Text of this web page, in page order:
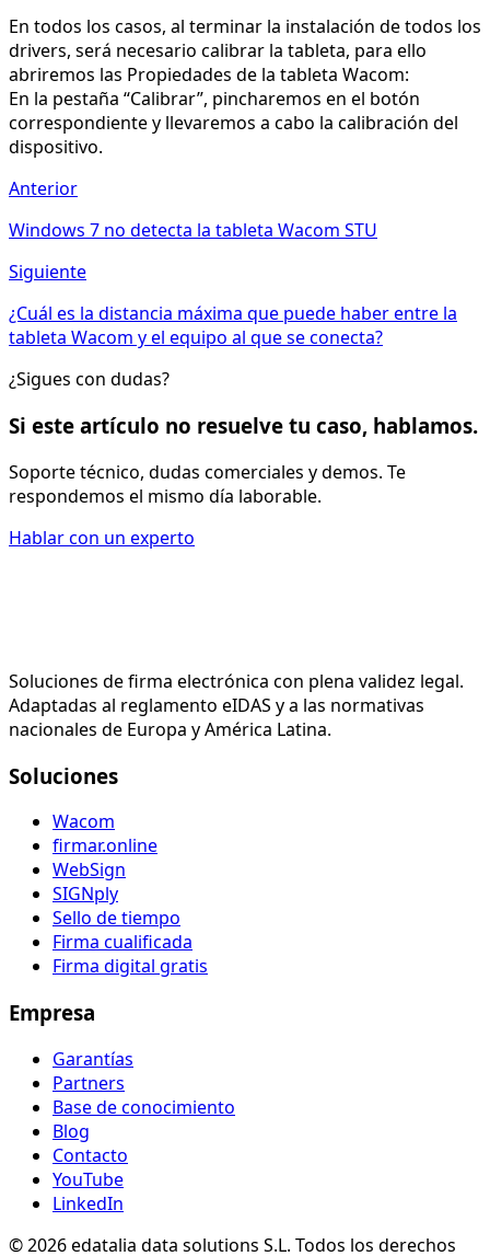
En todos los casos, al terminar la instalación de todos los
drivers, será necesario calibrar la tableta, para ello
abriremos las Propiedades de la tableta Wacom:
En la pestaña “Calibrar”, pincharemos en el botón
correspondiente y llevaremos a cabo la calibración del
dispositivo.
Anterior
Windows 7 no detecta la tableta Wacom STU
Siguiente
¿Cuál es la distancia máxima que puede haber entre la
tableta Wacom y el equipo al que se conecta?
¿Sigues con dudas?
Si este artículo no resuelve tu caso, hablamos.
Soporte técnico, dudas comerciales y demos. Te
respondemos el mismo día laborable.
Hablar con un experto
Soluciones de firma electrónica con plena validez legal.
Adaptadas al reglamento eIDAS y a las normativas
nacionales de Europa y América Latina.
Soluciones
Wacom
firmar.online
WebSign
SIGNply
Sello de tiempo
Firma cualificada
Firma digital gratis
Empresa
Garantías
Partners
Base de conocimiento
Blog
Contacto
YouTube
LinkedIn
© 2026 edatalia data solutions S.L. Todos los derechos